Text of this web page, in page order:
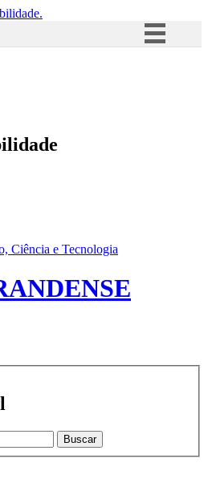
Acesso à informação
Ciência e Tecnologia
Buscar